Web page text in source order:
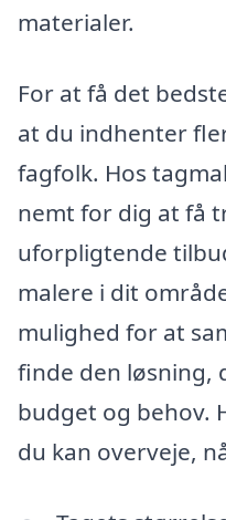
materialer.
For at få det
at du indhenter
fagfolk. Hos
nemt for dig at få
uforpligtende
malere i dit
mulighed for at
finde den løsning,
budget og behov.
du kan overveje,